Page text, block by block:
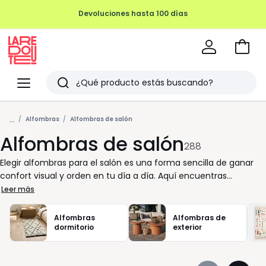
REMATE FINAL HASTA -70%
Menu
Redoute
Buscar
Últimos
artículos
vistos
Ir
... Alfombras Alfombras de salón
Alfombras de salón288
Elegir alfombras para el salón es una forma sencilla de ganar
confort visual y orden en tu día a día. Aquí encuentras
opciones pensadas para acompañarte, según tu ritmo y tus
hábitos en casa. ¿Buscas practicidad? Un modelo de pelo corto
facilita la limpieza y mantiene un aspecto cuidado con poco
esfuerzo. ¿Prefieres un ambiente sereno? Los tonos beige o gris
se integran con facilidad y ayudan a crear una base equilibrada
Leer más
Alfombras
dormitorio
Alfombras de
exterior